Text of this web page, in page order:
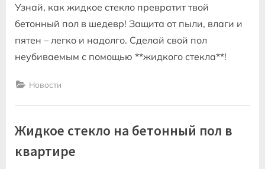
Узнай, как жидкое стекло превратит твой
бетонный пол в шедевр! Защита от пыли, влаги и
пятен – легко и надолго. Сделай свой пол
неубиваемым с помощью **жидкого стекла**!
Новости
Жидкое стекло на бетонный пол в
квартире